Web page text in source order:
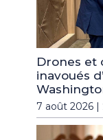
Drones et
inavoués
7 août 2026 |